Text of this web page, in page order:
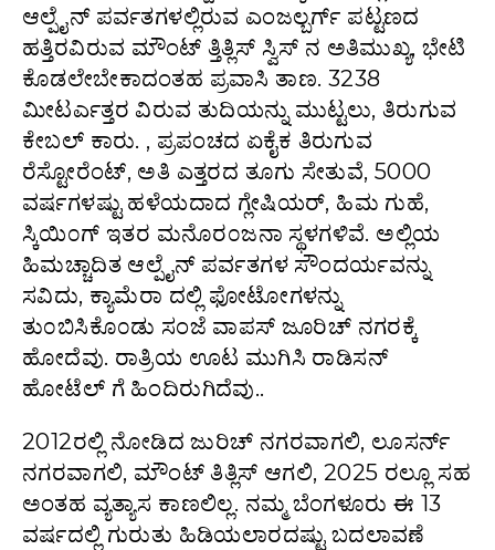
ಆಲ್ಪೈನ್ ಪರ್ವತಗಳಲ್ಲಿರುವ ಎಂಜಲ್ಬರ್ಗ್ ಪಟ್ಟಣದ
ಹತ್ತಿರವಿರುವ ಮೌಂಟ್ ತ್ತಿತ್ಲಿಸ್ ಸ್ವಿಸ್ ನ ಅತಿಮುಖ್ಯ, ಭೇಟಿ
ಕೊಡಲೇಬೇಕಾದಂತಹ ಪ್ರವಾಸಿ ತಾಣ. 3238
ಮೀಟರ್ಎತ್ತರ ವಿರುವ ತುದಿಯನ್ನು ಮುಟ್ಟಲು, ತಿರುಗುವ
ಕೇಬಲ್ ಕಾರು. , ಪ್ರಪಂಚದ ಏಕೈಕ ತಿರುಗುವ
ರೆಸ್ಟೋರೆಂಟ್, ಅತಿ ಎತ್ತರದ ತೂಗು ಸೇತುವೆ, 5000
ವರ್ಷಗಳಷ್ಟು ಹಳೆಯದಾದ ಗ್ಲೇಷಿಯರ್, ಹಿಮ ಗುಹೆ,
ಸ್ಕಿಯಿ೦ಗ್ ಇತರ ಮನೊರ೦ಜನಾ ಸ್ಥಳಗಳಿವೆ. ಅಲ್ಲಿಯ
ಹಿಮಚ್ಚಾದಿತ ಆಲ್ಪೈನ್ ಪರ್ವತಗಳ ಸೌಂದರ್ಯವನ್ನು
ಸವಿದು, ಕ್ಯಾಮೆರಾ ದಲ್ಲಿ ಫೋಟೋಗಳನ್ನು
ತು೦ಬಿಸಿಕೊ೦ಡು ಸಂಜೆ ವಾಪಸ್ ಜೂರಿಚ್ ನಗರಕ್ಕೆ
ಹೋದೆವು. ರಾತ್ರಿಯ ಊಟ ಮುಗಿಸಿ ರಾಡಿಸನ್
ಹೋಟೆಲ್ ಗೆ ಹಿಂದಿರುಗಿದೆವು..
2012ರಲ್ಲಿ ನೋಡಿದ ಜುರಿಚ್ ನಗರವಾಗಲಿ, ಲೂಸರ್ನ್
ನಗರವಾಗಲಿ, ಮೌಂಟ್ ತಿತ್ಲಿಸ್ ಆಗಲಿ, 2025 ರಲ್ಲೂ ಸಹ
ಅಂತಹ ವ್ಯತ್ಯಾಸ ಕಾಣಲಿಲ್ಲ. ನಮ್ಮ ಬೆಂಗಳೂರು ಈ 13
ವರ್ಷದಲ್ಲಿ ಗುರುತು ಹಿಡಿಯಲಾರದಷ್ಟು ಬದಲಾವಣೆ